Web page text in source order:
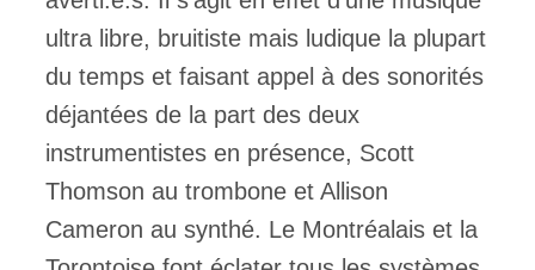
ultra libre, bruitiste mais ludique la plupart
du temps et faisant appel à des sonorités
déjantées de la part des deux
instrumentistes en présence, Scott
Thomson au trombone et Allison
Cameron au synthé. Le Montréalais et la